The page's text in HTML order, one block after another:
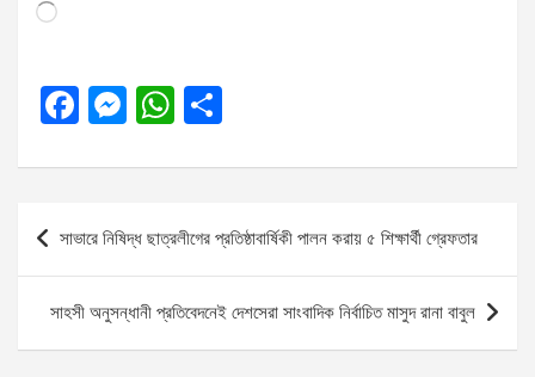
Loading…
F
ce
o
o
k
M
se
g
er
W
at
s
A
p
p
ar
e
Post
navigation
সাভারে নিষিদ্ধ ছাত্রলীগের প্রতিষ্ঠাবার্ষিকী পালন করায় ৫ শিক্ষার্থী গ্রেফতার
সাহসী অনুসন্ধানী প্রতিবেদনেই দেশসেরা সাংবাদিক নির্বাচিত মাসুদ রানা বাবুল